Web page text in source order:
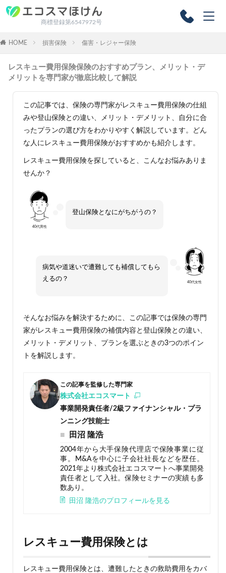
商標登録第6547972号
HOME 損害保険 傷害・レジャー保険
レスキュー費用保険保険のおすすめプラン、メリット・デ
メリットを専門家が徹底比較して解説
この記事では、保険の専門家がレスキュー費用保険の仕組
みや登山保険との違い、メリット・デメリット、自分に合
ったプランの選び方をわかりやすく解説しています。どん
な人にレスキュー費用保険がおすすめかも紹介します。
レスキュー費用保険を探していると、 こんなお悩みありま
せんか？
40代男性
登山保険となにがちがうの？
40代女性
病気や道迷いで遭難しても補償してもら
えるの？
そんなお悩みを解決するために、この記事では保険の専門
家がレスキュー費用保険の補償内容と登山保険との違い、
メリット・デメリット、プランを選ぶときの3つのポイン
トを解説します。
この記事を監修した専門家
株式会社エコスマート
事業開発責任者/2級ファイナンシャル・プラ
ンニング技能士
田沼 隆浩
2004年から大手保険代理店で保険事業に従
事。M&Aを中心に子会社社長などを歴任。
2021年より株式会社エコスマートへ事業開発
責任者として入社。保険セミナーの実績も多
数あり。
田沼 隆浩のプロフィールを見る
レスキュー費用保険とは
レスキュー費用保険とは、遭難したときの救助費用をカバ